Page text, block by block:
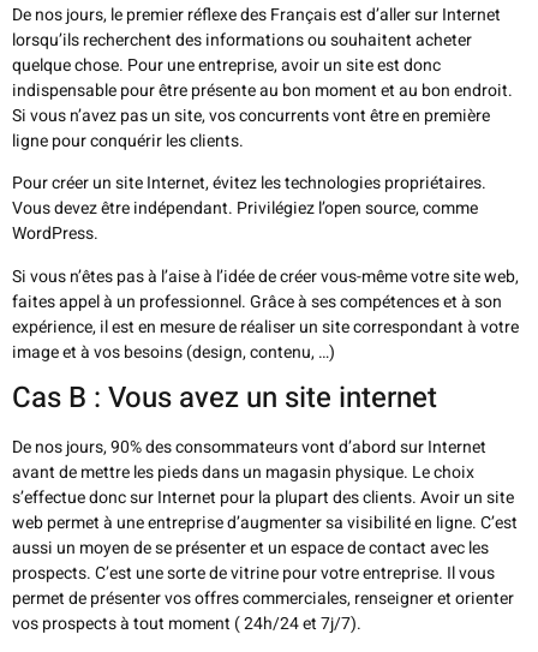
De nos jours, le premier réflexe des Français est d’aller sur Internet
lorsqu’ils recherchent des informations ou souhaitent acheter
quelque chose. Pour une entreprise, avoir un site est donc
indispensable pour être présente au bon moment et au bon endroit.
Si vous n’avez pas un site, vos concurrents vont être en première
ligne pour conquérir les clients.
Pour créer un site Internet, évitez les technologies propriétaires.
Vous devez être indépendant. Privilégiez l’open source, comme
WordPress.
Si vous n’êtes pas à l’aise à l’idée de créer vous-même votre site web,
faites appel à un professionnel. Grâce à ses compétences et à son
expérience, il est en mesure de réaliser un site correspondant à votre
image et à vos besoins (design, contenu, …)
Cas B : Vous avez un site internet
De nos jours, 90% des consommateurs vont d’abord sur Internet
avant de mettre les pieds dans un magasin physique. Le choix
s’effectue donc sur Internet pour la plupart des clients. Avoir un site
web permet à une entreprise d’augmenter sa visibilité en ligne. C’est
aussi un moyen de se présenter et un espace de contact avec les
prospects. C’est une sorte de vitrine pour votre entreprise. Il vous
permet de présenter vos offres commerciales, renseigner et orienter
vos prospects à tout moment ( 24h/24 et 7j/7).